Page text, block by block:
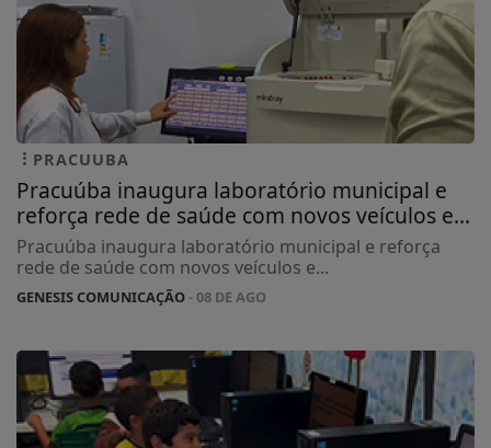
PRACUUBA
Pracuúba inaugura laboratório municipal e
reforça rede de saúde com novos veículos e...
Pracuúba inaugura laboratório municipal e reforça
rede de saúde com novos veículos e...
GENESIS COMUNICAÇÃO- 08 DE AGO